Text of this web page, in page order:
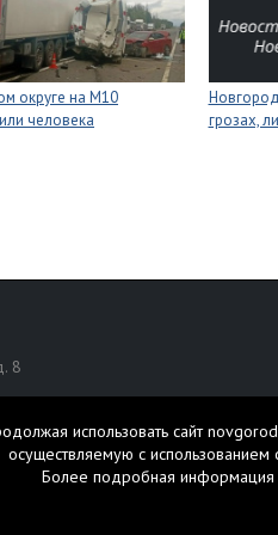
округе на М10
человека
грозах,
8
правах рекламы.
использовать сайт
осуществляемую с
Более подробная информация